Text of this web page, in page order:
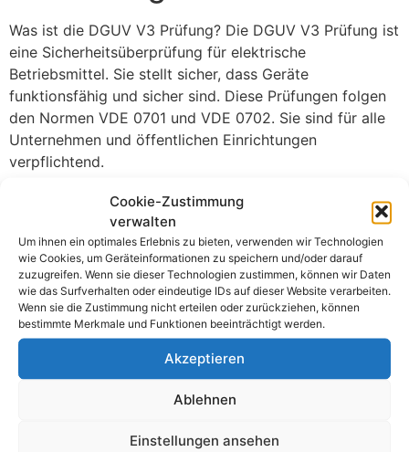
Cookie-Zustimmung
verwalten
Um ihnen ein optimales Erlebnis zu bieten, verwenden wir Technologien
wie Cookies, um Geräteinformationen zu speichern und/oder darauf
zuzugreifen. Wenn sie dieser Technologien zustimmen, können wir Daten
wie das Surfverhalten oder eindeutige IDs auf dieser Website verarbeiten.
Wenn sie die Zustimmung nicht erteilen oder zurückziehen, können
bestimmte Merkmale und Funktionen beeinträchtigt werden.
Akzeptieren
Ablehnen
Einstellungen ansehen
Was ist die DGUV V3 Prüfung? Die DGUV V3 Prüfung ist
eine Sicherheitsüberprüfung für elektrische
Betriebsmittel. Sie stellt sicher, dass Geräte
funktionsfähig und sicher sind. Diese Prüfungen folgen
den Normen VDE 0701 und VDE 0702. Sie sind für alle
Unternehmen und öffentlichen Einrichtungen
verpflichtend.
Wie oft müssen die Prüfungen durchgeführt werden?
Die Häufigkeit der Prüfungen hängt von der Art der
Geräte und deren Nutzung ab.
Alle 6 Monate: Handgeräte
Alle 12 Monate: Ortsfeste Geräte
Alle 24 Monate: Geräte mit geringem Risiko
Regelmäßige Inspektionen sind wichtig, um die
Sicherheit zu gewährleisten.
Wer darf die DGUV V3 Prüfung durchführen? Nur
durchführen. Dazu zählen Elektromeister, staatlich